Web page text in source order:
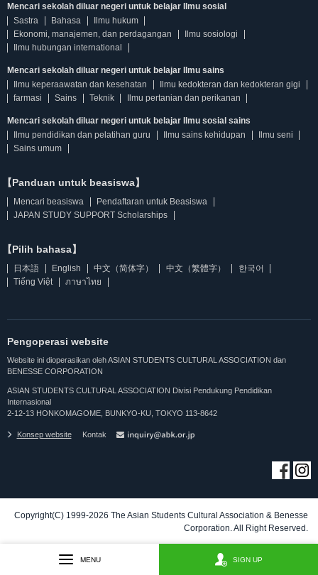
Mencari sekolah diluar negeri untuk belajar Ilmu sosial
Sastra
Bahasa
Ilmu hukum
Ekonomi, manajemen, dan perdagangan
Ilmu sosiologi
Ilmu hubungan international
Mencari sekolah diluar negeri untuk belajar Ilmu sains
Ilmu keperaawatan dan kesehatan
Ilmu kedokteran dan kedokteran gigi
farmasi
Sains Teknik Ilmu pertanian dan perikanan
Mencari sekolah diluar negeri untuk belajar Ilmu sosial sains
Ilmu pendidikan dan pelatihan guru
Ilmu sains kehidupan
Ilmu seni
Sains umum
【Panduan untuk beasiswa】
Mencari beasiswa
Pendaftaran untuk Beasiswa
JAPAN STUDY SUPPORT Scholarships
【Pilih bahasa】
日本語 English 中文（简体字） 中文（繁體字）
한국어
Tiếng Việt
ภาษาไทย
Pengoperasi website
Website ini dioperasikan oleh ASIAN STUDENTS CULTURAL ASSOCIATION dan
BENESSE CORPORATION
ASIAN STUDENTS CULTURAL ASSOCIATION Divisi Pendukung Pendidikan
Internasional
2-12-13 HONKOMAGOME, BUNKYO-KU, TOKYO 113-8642
Konsep website Kontak
Copyright(C) 1999-2026 The Asian Students Cultural Association & Benesse
Corporation. All Right Reserved.
MENU SIGN UP